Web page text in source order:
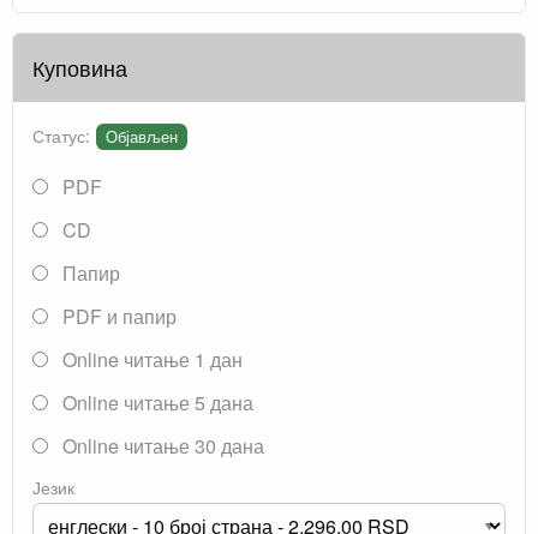
Куповина
Статус: Објављен
PDF
CD
Папир
PDF и папир
Online читање 1 дан
Online читање 5 дана
Online читање 30 дана
Језик